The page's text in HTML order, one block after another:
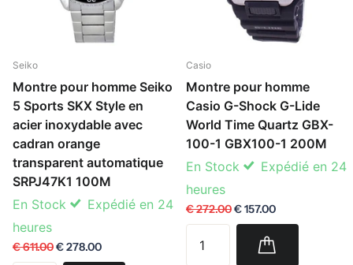
Seiko
Montre pour homme Seiko
5 Sports SKX Style en
acier inoxydable avec
cadran orange
transparent automatique
SRPJ47K1 100M
En Stock
Expédié en 24
heures
€ 611.00€ 278.00
Casio
Montre pour homme
Casio G-Shock G-Lide
World Time Quartz GBX-
100-1 GBX100-1 200M
En Stock
Expédié en 24
heures
€ 272.00€ 157.00